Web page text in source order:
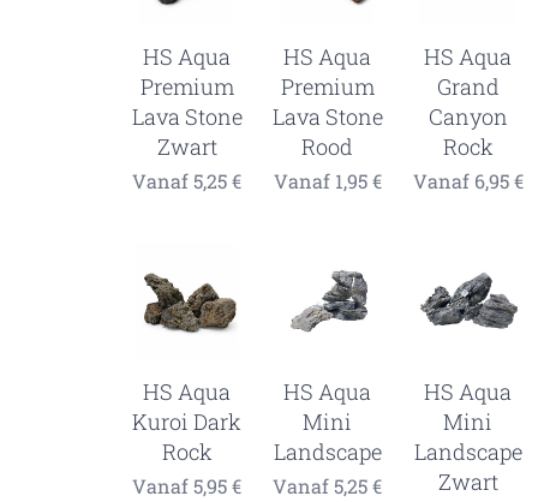
HS Aqua
Premium
Lava Stone
Zwart
Vanaf5,25€
HS Aqua
Premium
Lava Stone
Rood
Vanaf 1,95€
HS Aqua
Grand
Canyon
Rock
Vanaf 6,95€
HS Aqua
Kuroi Dark
Rock
Vanaf5,95€
HS Aqua
Mini
Landscape
Vanaf5,25€
HS Aqua
Mini
Landscape
Zwart